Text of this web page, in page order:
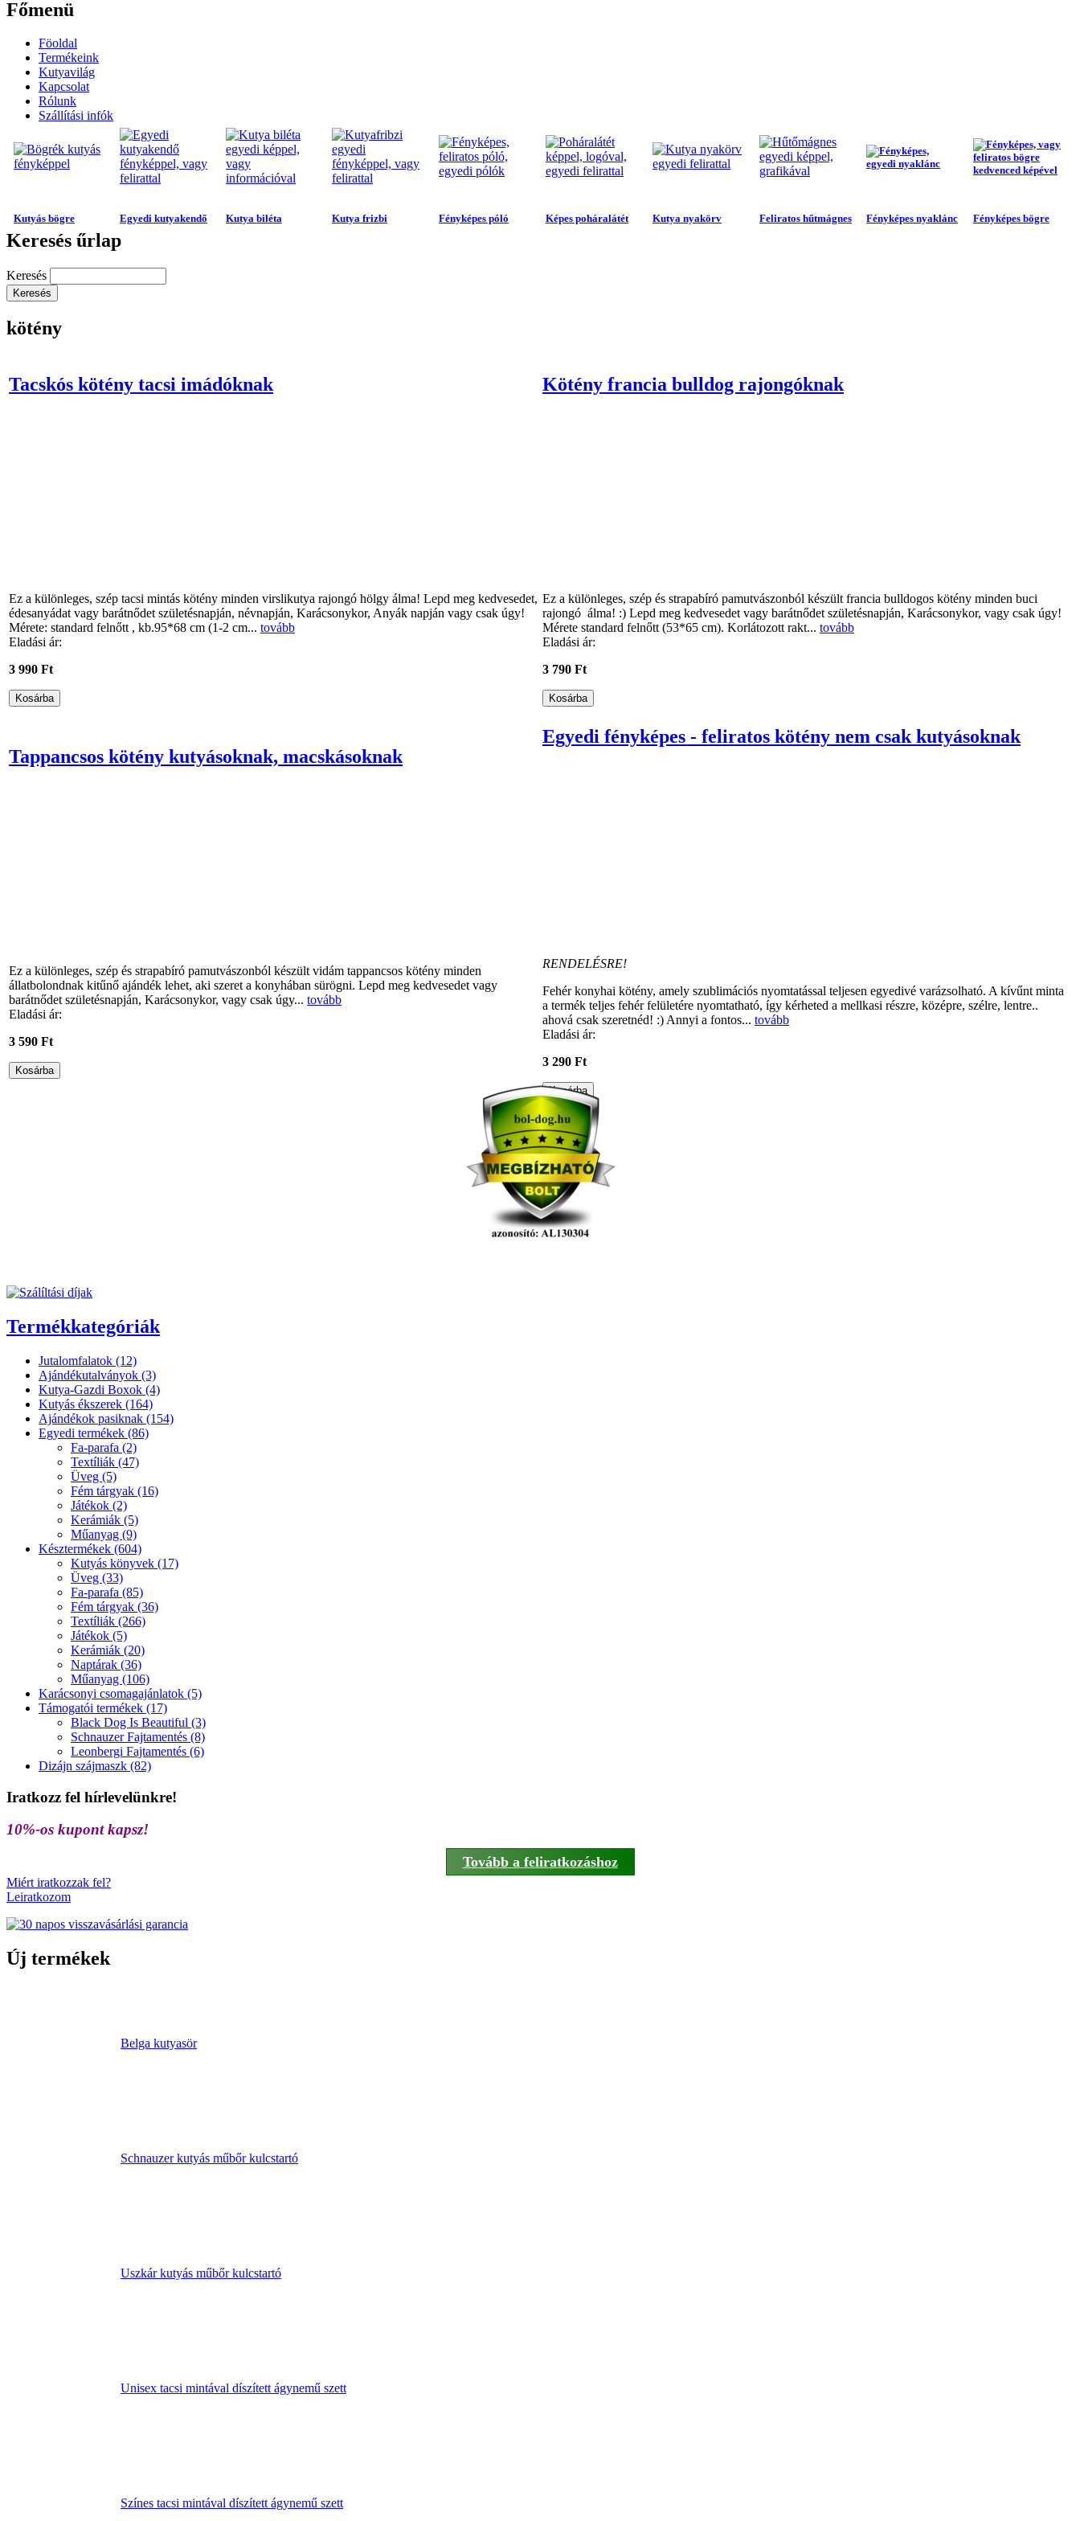
Főmenü
Föoldal
Termékeink
Kutyavilág
Kapcsolat
Rólunk
Szállítási infók
Kutyás bögre Egyedi kutyakendő Kutya biléta Kutya frizbi Fényképes póló Képes poháralátét Kutya nyakörv Feliratos hűtmágnes Fényképes nyaklánc Fényképes bögre
Keresés űrlap
Keresés
kötény
Tacskós kötény tacsi imádóknak
Ez a különleges, szép tacsi mintás kötény minden virslikutya rajongó hölgy álma! Lepd meg kedvesedet,
édesanyádat vagy barátnődet születésnapján, névnapján, Karácsonykor, Anyák napján vagy csak úgy!
Mérete: standard felnőtt , kb.95*68 cm (1-2 cm... tovább
Eladási ár:
3 990 Ft
Kötény francia bulldog rajongóknak
Ez a különleges, szép és strapabíró pamutvászonból készült francia bulldogos kötény minden buci
rajongó álma! :) Lepd meg kedvesedet vagy barátnődet születésnapján, Karácsonykor, vagy csak úgy!
Mérete standard felnőtt (53*65 cm). Korlátozott rakt... tovább
Eladási ár:
3 790 Ft
Tappancsos kötény kutyásoknak, macskásoknak
Ez a különleges, szép és strapabíró pamutvászonból készült vidám tappancsos kötény minden
állatbolondnak kitűnő ajándék lehet, aki szeret a konyhában sürögni. Lepd meg kedvesedet vagy
barátnődet születésnapján, Karácsonykor, vagy csak úgy... tovább
Eladási ár:
3 590 Ft
Egyedi fényképes - feliratos kötény nem csak kutyásoknak
RENDELÉSRE!
Fehér konyhai kötény, amely szublimációs nyomtatással teljesen egyedivé varázsolható. A kívűnt minta
a termék teljes fehér felületére nyomtatható, így kérheted a mellkasi részre, középre, szélre, lentre..
ahová csak szeretnéd! :) Annyi a fontos... tovább
Eladási ár:
3 290 Ft
Termékkategóriák
Jutalomfalatok (12)
Ajándékutalványok (3)
Kutya-Gazdi Boxok (4)
Kutyás ékszerek (164)
Ajándékok pasiknak (154)
Egyedi termékek (86)
Fa-parafa (2)
Textíliák (47)
Üveg (5)
Fém tárgyak (16)
Játékok (2)
Kerámiák (5)
Műanyag (9)
Késztermékek (604)
Kutyás könyvek (17)
Üveg (33)
Fa-parafa (85)
Fém tárgyak (36)
Textíliák (266)
Játékok (5)
Kerámiák (20)
Naptárak (36)
Műanyag (106)
Karácsonyi csomagajánlatok (5)
Támogatói termékek (17)
Black Dog Is Beautiful (3)
Schnauzer Fajtamentés (8)
Leonbergi Fajtamentés (6)
Dizájn szájmaszk (82)
Iratkozz fel hírlevelünkre!
10%-os kupont kapsz!
Tovább a feliratkozáshoz
Miért iratkozzak fel?
Leiratkozom
Új termékek
Belga kutyasör
Schnauzer kutyás műbőr kulcstartó
Uszkár kutyás műbőr kulcstartó
Unisex tacsi mintával díszített ágynemű szett
Színes tacsi mintával díszített ágynemű szett